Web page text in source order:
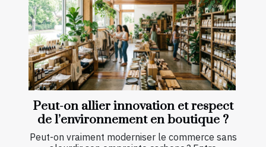
Peut-on allier innovation et respect
de l’environnement en boutique ?
Peut-on vraiment moderniser le commerce sans